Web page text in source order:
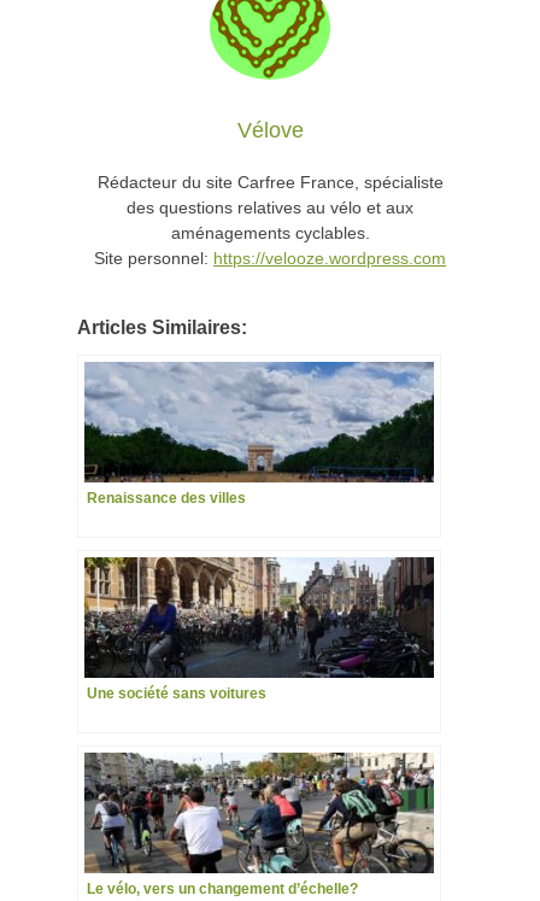
Vélove
Rédacteur du site Carfree France, spécialiste
des questions relatives au vélo et aux
aménagements cyclables.
Site personnel: https://velooze.wordpress.com
Articles Similaires:
Renaissance des villes
Une société sans voitures
Le vélo, vers un changement d’échelle?